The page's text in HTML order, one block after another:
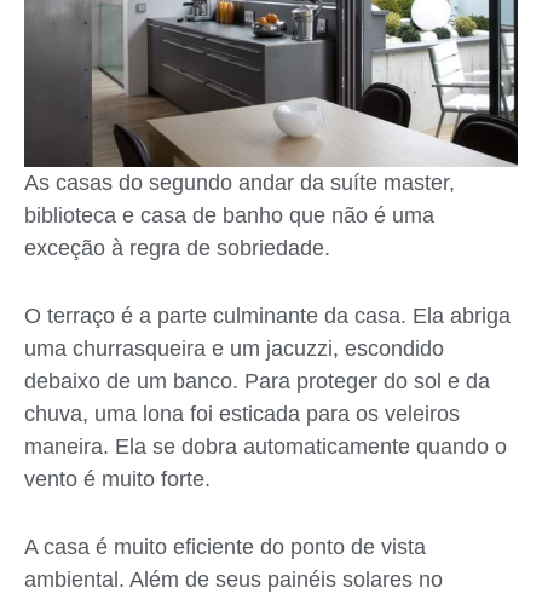
As casas do segundo andar da suíte master,
biblioteca e casa de banho que não é uma
exceção à regra de sobriedade.
O terraço é a parte culminante da casa. Ela abriga
uma churrasqueira e um jacuzzi, escondido
debaixo de um banco. Para proteger do sol e da
chuva, uma lona foi esticada para os veleiros
maneira. Ela se dobra automaticamente quando o
vento é muito forte.
A casa é muito eficiente do ponto de vista
ambiental. Além de seus painéis solares no